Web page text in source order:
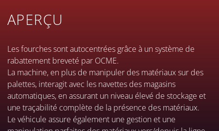
APERÇU
Les fourches sont autocentrées grâce à un système de
rabattement breveté par OCME.
La machine, en plus de manipuler des matériaux sur des
palettes, interagit avec les navettes des magasins
automatiques, en assurant un niveau élevé de stockage et
une traçabilité complète de la présence des matériaux.
Le véhicule assure également une gestion et une